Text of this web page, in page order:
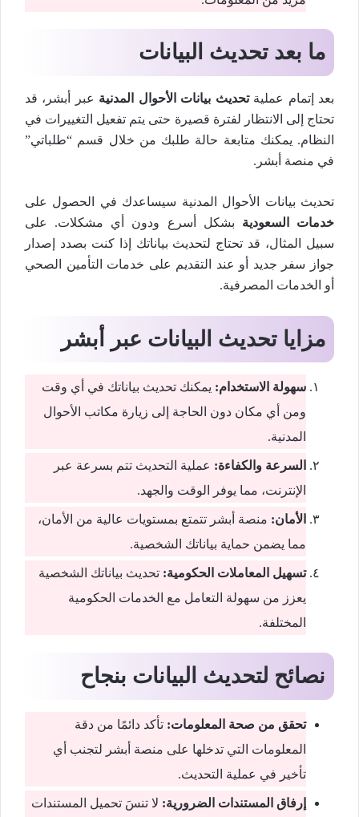
ما بعد تحديث البيانات
بعد إتمام عمليةتحديث بيانات الأحوال المدنية عبر أبشر، قد
تحتاج إلى الانتظار لفترة قصيرة حتى يتم تفعيل التغييرات في
النظام. يمكنك متابعة حالة طلبك من خلال قسم “طلباتي”
في منصة أبشر.
تحديث بيانات الأحوال المدنية سيساعدك في الحصول على
خدمات السعودية بشكل أسرع ودون أي مشكلات. على
سبيل المثال، قد تحتاج لتحديث بياناتك إذا كنت بصدد إصدار
جواز سفر جديد أو عند التقديم على خدمات التأمين الصحي
أو الخدمات المصرفية.
مزايا تحديث البيانات عبر أبشر
سهولة الاستخدام: يمكنك تحديث بياناتك في أي وقت
ومن أي مكان دون الحاجة إلى زيارة مكاتب الأحوال
المدنية.
السرعة والكفاءة: عملية التحديث تتم بسرعة عبر
الإنترنت، مما يوفر الوقت والجهد.
الأمان: منصة أبشر تتمتع بمستويات عالية من الأمان،
مما يضمن حماية بياناتك الشخصية.
تسهيل المعاملات الحكومية: تحديث بياناتك الشخصية
يعزز من سهولة التعامل مع الخدمات الحكومية
المختلفة.
نصائح لتحديث البيانات بنجاح
تحقق من صحة المعلومات: تأكد دائمًا من دقة
المعلومات التي تدخلها على منصة أبشر لتجنب أي
تأخير في عملية التحديث.
إرفاق المستندات الضرورية: لا تنسَ تحميل المستندات